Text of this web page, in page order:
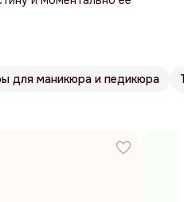
для маникюра и педикюра